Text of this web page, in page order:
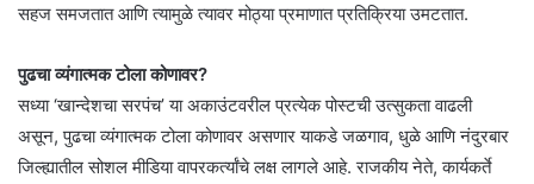
सहज समजतात आणि त्यामुळे त्यावर मोठ्या प्रमाणात प्रतिक्रिया उमटतात.
पुढचा व्यंगात्मक टोला कोणावर?
सध्या ‘खान्देशचा सरपंच’ या अकाउंटवरील प्रत्येक पोस्टची उत्सुकता वाढली
असून, पुढचा व्यंगात्मक टोला कोणावर असणार याकडे जळगाव, धुळे आणि नंदुरबार
जिल्ह्यातील सोशल मीडिया वापरकर्त्यांचे लक्ष लागले आहे. राजकीय नेते, कार्यकर्ते